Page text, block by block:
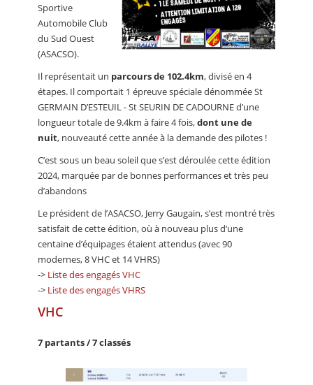
Sportive
Automobile Club
du Sud Ouest
(ASACSO).
Il représentait un parcours de 102.4km, divisé en 4
étapes. Il comportait 1 épreuve spéciale dénommée St
GERMAIN D’ESTEUIL - St SEURIN DE CADOURNE d’une
longueur totale de 9.4km à faire 4 fois,dont une de
nuit, nouveauté cette année à la demande des pilotes !
C’est sous un beau soleil que s’est déroulée cette édition
2024, marquée par de bonnes performances et très peu
d’abandons
Le président de l’ASACSO, Jerry Gaugain, s’est montré très
satisfait de cette édition, où à nouveau plus d’une
centaine d’équipages étaient attendus (avec 90
modernes, 8 VHC et 14 VHRS)
-> Liste des engagés VHC
-> Liste des engagés VHRS
VHC
7 partants / 7 classés